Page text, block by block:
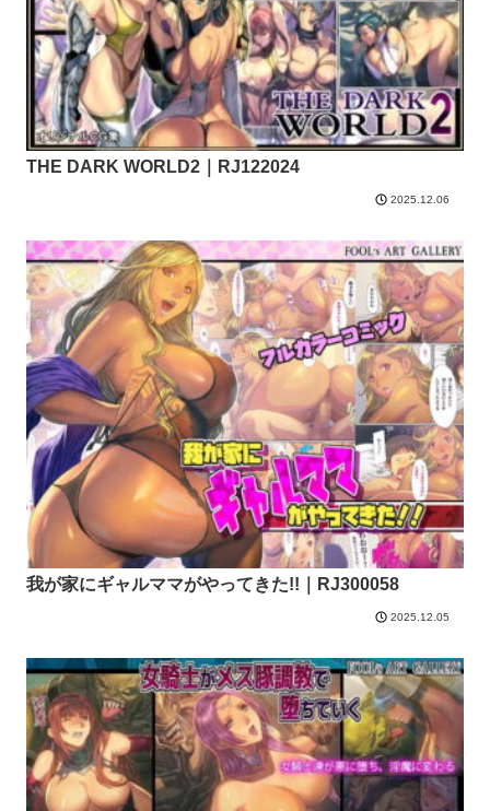
THE DARK WORLD2｜RJ122024
2025.12.06
我が家にギャルママがやってきた!!｜RJ300058
2025.12.05